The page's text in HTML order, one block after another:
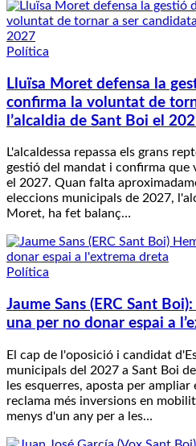
Política
Lluïsa Moret defensa la
confirma la voluntat de
l’alcaldia de Sant Boi el
L'alcaldessa repassa els grans
gestió del mandat i confirma que
el 2027. Quan falta
eleccions municipals de 2027,
Moret, ha fet balanç…
Política
Jaume Sans (ERC Sant
una per no donar espai a
El cap de l'oposició i candidat
municipals del 2027 a Sant Boi
les esquerres, aposta per
reclama més inversions en
menys d'un any per a les…